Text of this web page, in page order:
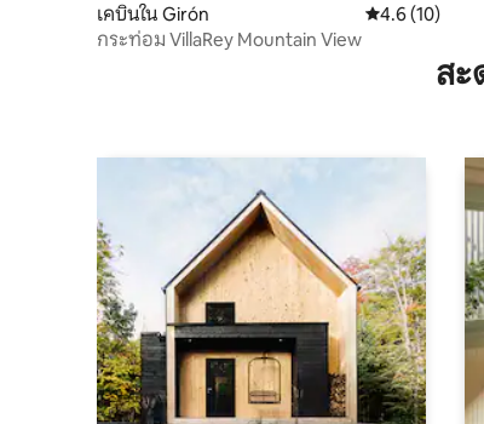
เคบินใน Girón คะแนนเฉลี่ย
4.6 (10)
กระท่อม VillaRey Mountain View
สะ